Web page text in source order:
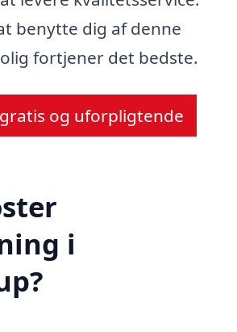
benytte dig af denne
fortjener det bedste.
og uforpligtende
i